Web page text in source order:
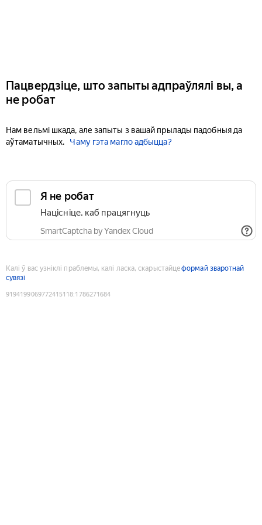
Пацвердзіце, што запыты адпраўлялі вы, а
не робат
Нам вельмі шкада, але запыты з вашай прылады падобныя да
аўтаматычных.
Чаму гэта магло адбыцца?
Я не робат
Націсніце, каб працягнуць
SmartCaptcha by Yandex Cloud
Калі ў вас узніклі праблемы, калі ласка, скарыстайцеформай зваротнай
сувязі
9194199069772415118:1786271684